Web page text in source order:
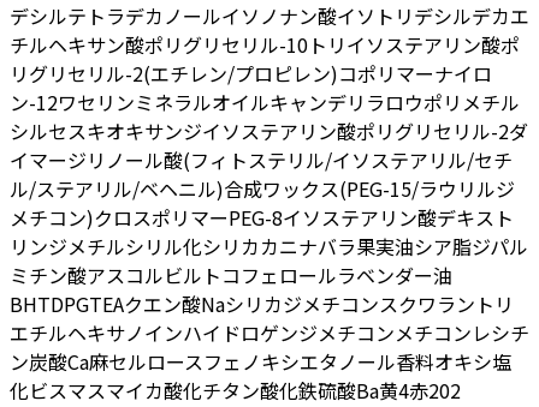
デシルテトラデカノールイソノナン酸イソトリデシルデカエ
チルヘキサン酸ポリグリセリル-10 トリイソステアリン酸ポ
リグリセリル-2(エチレン/プロピレン)コポリマーナイロ
ン-12ワセリンミネラルオイルキャンデリラロウポリメチル
シルセスキオキサンジイソステアリン酸ポリグリセリル-2ダ
イマージリノール酸(フィトステリル/イソステアリル/セチ
ル/ステアリル/ベヘニル)合成ワックス(PEG-15/ラウリルジ
メチコン)クロスポリマーPEG-8イソステアリン酸デキスト
リンジメチルシリル化シリカカニナバラ果実油シア脂ジパル
ミチン酸アスコルビル トコフェロールラベンダー油
BHTDPGTEAクエン酸Naシリカジメチコンスクワラン トリ
エチルヘキサノインハイドロゲンジメチコンメチコンレシチ
ン炭酸Ca麻セルロースフェノキシエタノール香料オキシ塩
化ビスマスマイカ酸化チタン酸化鉄硫酸Ba黄4赤202